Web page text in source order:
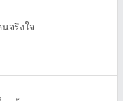
จริงใจ